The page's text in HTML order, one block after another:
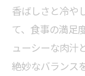
香ばしさと冷や
て、食事の満足
ューシーな肉汁
絶妙なバランス